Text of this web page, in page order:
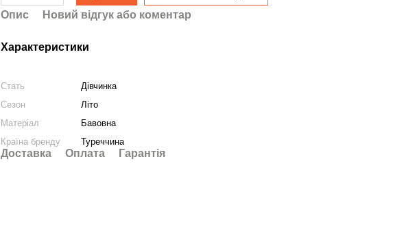
Опис Новий відгук або коментар
Характеристики
Стать
Дівчинка
Сезон
Літо
Матеріал
Бавовна
Країна бренду
Туреччина
Доставка Оплата Гарантія